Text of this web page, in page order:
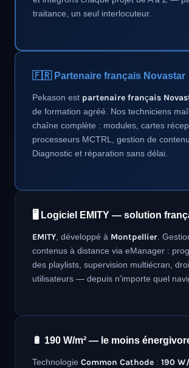
traitance, un seul interlocuteur.
🇫🇷 Partenaire français Novastar
Pekason est partenaire français
de formation agréé. Nos techniciens
chaîne complète : modules, cartes
processeurs MCTRL, gestion de
Diagnostic et réparation sans délai.
🖥️ Logiciel EMITY — solution
EMITY , développé à Montpellier .
contenus à distance via eManager :
des playlists, supervision multiécran,
utilisateurs — depuis n’importe quel
🔋 190 W/m² — le moins
Technologie Common Cathode : 190